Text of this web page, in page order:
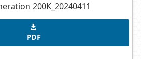
200K_20240411
PDF